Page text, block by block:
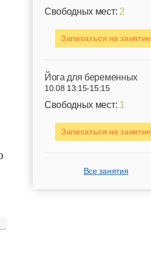
Свободных мест: 2
Записаться на занятие
Йога для беременных
10.08 13:15-15:15
Свободных мест: 1
Записаться на занятие
Все занятия